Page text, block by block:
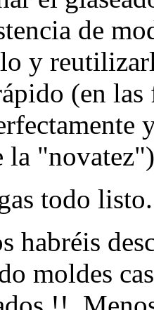
de
y
(en
la
todo
habréis
moldes